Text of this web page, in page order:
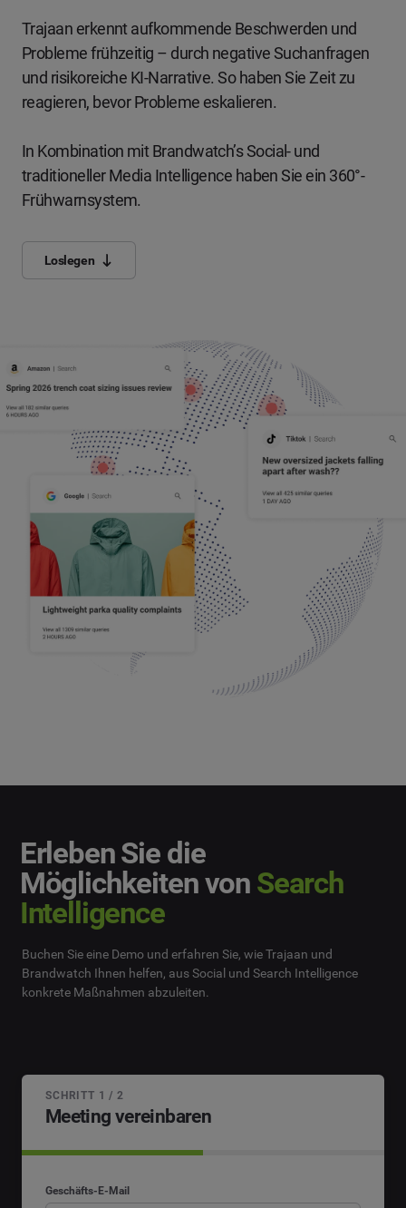
Trajaan erkennt aufkommende Beschwerden und
Probleme frühzeitig – durch negative Suchanfragen
und risikoreiche KI-Narrative. So haben Sie Zeit zu
reagieren, bevor Probleme eskalieren.
In Kombination mit Brandwatch’s Social- und
traditioneller Media Intelligence haben Sie ein 360°-
Frühwarnsystem.
Loslegen
Meeting vereinbaren
SCHRITT 1 / 2
Geschäfts-E-Mail
Erleben Sie die
Möglichkeiten von Search
Intelligence
Buchen Sie eine Demo und erfahren Sie, wie Trajaan und
Brandwatch Ihnen helfen, aus Social und Search Intelligence
konkrete Maßnahmen abzuleiten.